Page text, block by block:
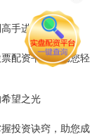
手进阶全攻略
配资平台，助您轻
望之光
投资诀窍，助您成